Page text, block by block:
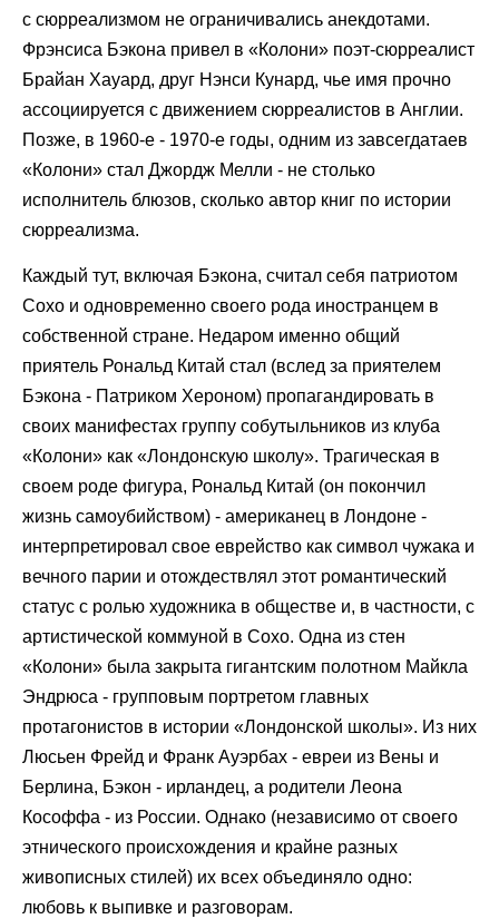
с сюрреализмом не ограничивались анекдотами.
Фрэнсиса Бэкона привел в «Колони» поэт-сюрреалист
Брайан Хауард, друг Нэнси Кунард, чье имя прочно
ассоциируется с движением сюрреалистов в Англии.
Позже, в 1960-е - 1970-е годы, одним из завсегдатаев
«Колони» стал Джордж Мелли - не столько
исполнитель блюзов, сколько автор книг по истории
сюрреализма.
Каждый тут, включая Бэкона, считал себя патриотом
Сохо и одновременно своего рода иностранцем в
собственной стране. Недаром именно общий
приятель Рональд Китай стал (вслед за приятелем
Бэкона - Патриком Хероном) пропагандировать в
своих манифестах группу собутыльников из клуба
«Колони» как «Лондонскую школу». Трагическая в
своем роде фигура, Рональд Китай (он покончил
жизнь самоубийством) - американец в Лондоне -
интерпретировал свое еврейство как символ чужака и
вечного парии и отождествлял этот романтический
статус с ролью художника в обществе и, в частности, с
артистической коммуной в Сохо. Одна из стен
«Колони» была закрыта гигантским полотном Майкла
Эндрюса - групповым портретом главных
протагонистов в истории «Лондонской школы». Из них
Люсьен Фрейд и Франк Ауэрбах - евреи из Вены и
Берлина, Бэкон - ирландец, а родители Леона
Кософфа - из России. Однако (независимо от своего
этнического происхождения и крайне разных
живописных стилей) их всех объединяло одно:
любовь к выпивке и разговорам.